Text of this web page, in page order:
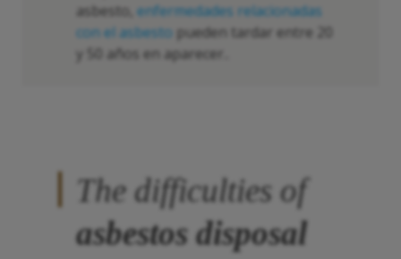
asbesto, enfermedades relacionadas
con el asbesto pueden tardar entre 20
y 50 años en aparecer..
The difficulties of
asbestos disposal